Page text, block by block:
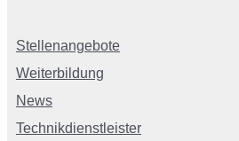
Stellenangebote
Weiterbildung
News
Technikdienstleister